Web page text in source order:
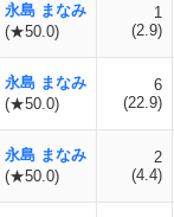
永島 まなみ
(★50.0)
1
(2.9)
永島 まなみ
(★50.0)
6
(22.9)
永島 まなみ
(★50.0)
2
(4.4)